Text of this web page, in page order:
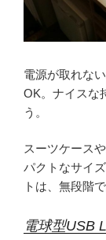
電源が取れな
OK。ナイスな
う。
スーツケース
パクトなサイ
トは、無段階
電球型USB